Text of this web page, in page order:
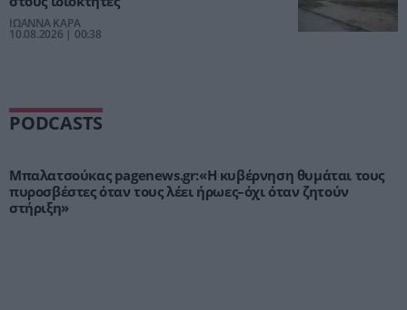
ΙΩΑΝΝΑ ΚΑΡΑ
10.08.2026 | 00:38
PODCASTS
Μπαλατσούκας pagenews.gr:«Η κυβέρνηση θυμάται τους
πυροσβέστες όταν τους λέει ήρωες–όχι όταν ζητούν
στήριξη»